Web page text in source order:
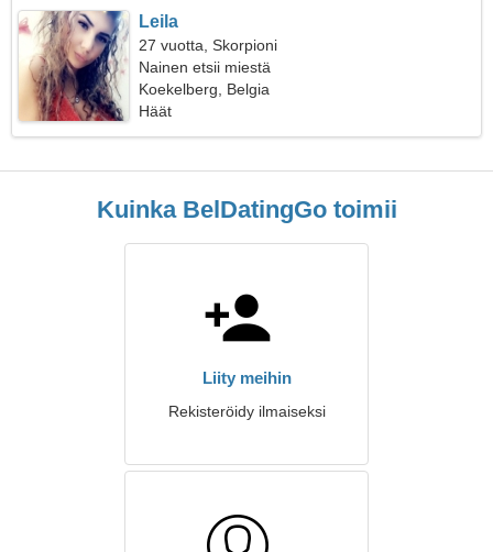
Leila
27 vuotta, Skorpioni
Nainen etsii miestä
Koekelberg, Belgia
Häät
Kuinka BelDatingGo toimii
Liity meihin
Rekisteröidy ilmaiseksi